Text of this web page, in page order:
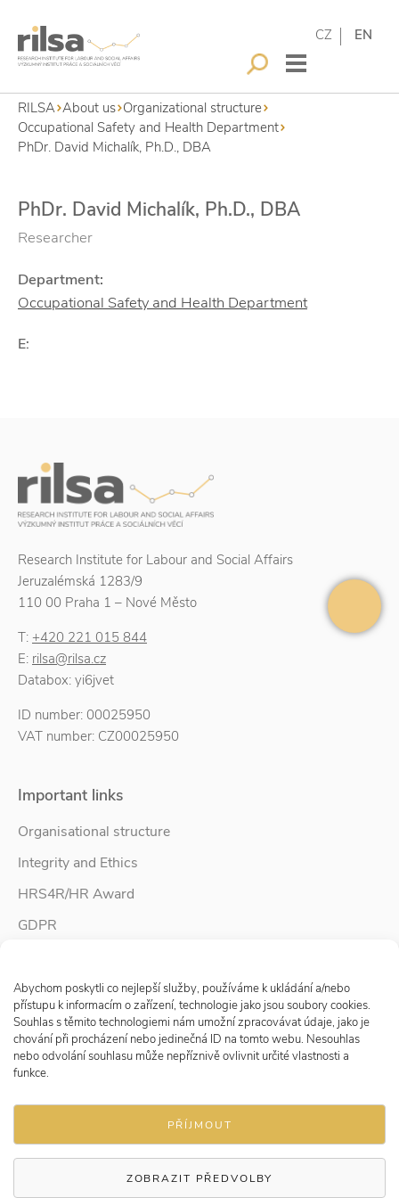
Abychom poskytli co nejlepší služby, používáme k ukládání a/nebo
přístupu k informacím o zařízení, technologie jako jsou soubory cookies.
Souhlas s těmito technologiemi nám umožní zpracovávat údaje, jako je
chování při procházení nebo jedinečná ID na tomto webu. Nesouhlas
nebo odvolání souhlasu může nepříznivě ovlivnit určité vlastnosti a
funkce.
PŘÍJMOUT
ZOBRAZIT PŘEDVOLBY
CZ EN
RILSA About us Organizational structure
Occupational Safety and Health Department
PhDr. David Michalík, Ph.D., DBA
PhDr. David Michalík, Ph.D., DBA
Researcher
Department:
Occupational Safety and Health Department
E:
Research Institute for Labour and Social Affairs
Jeruzalémská 1283/9
110 00 Praha 1 – Nové Město
T: +420 221 015 844
E: rilsa@rilsa.cz
Databox: yi6jvet
ID number: 00025950
VAT number: CZ00025950
Important links
Organisational structure
Integrity and Ethics
HRS4R/HR Award
GDPR
Accessibility Statement
Follow us
© 2026 Research Institute for Labour and Social Affairs